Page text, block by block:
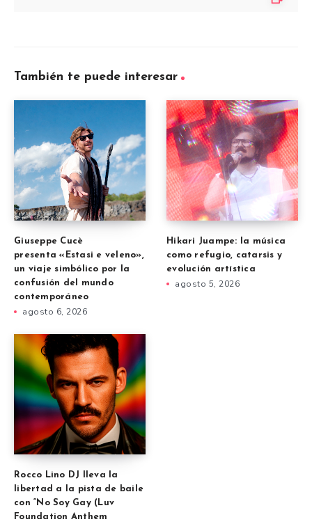
También te puede interesar
Giuseppe Cucè
presenta «Estasi e veleno»,
un viaje simbólico por la
confusión del mundo
contemporáneo
agosto 6, 2026
Hikari Juampe: la música
como refugio, catarsis y
evolución artística
agosto 5, 2026
Rocco Lino DJ lleva la
libertad a la pista de baile
con “No Soy Gay (Luv
Foundation Anthem